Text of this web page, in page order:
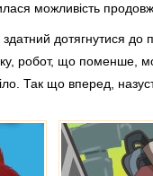
можливість
дотягнутися до
робот, що поменше,
Так що вперед,